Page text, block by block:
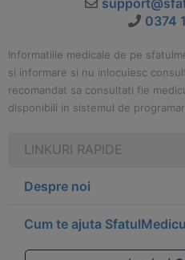
0374
Informatiile medicale de pe
si informare si nu inlocuiesc
recomandat sa consultati fie
disponibili in sistemul de
LINKURI RAPIDE
Despre noi
Cum te ajuta